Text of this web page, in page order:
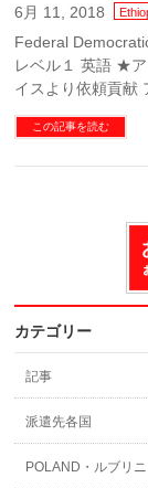
6月 11, 2018
Federal
レベル１ 英語 ★
イスより依頼貢献
この記事を読む
カテゴリー
記事
派遣先各国
POLAND・ルブリ